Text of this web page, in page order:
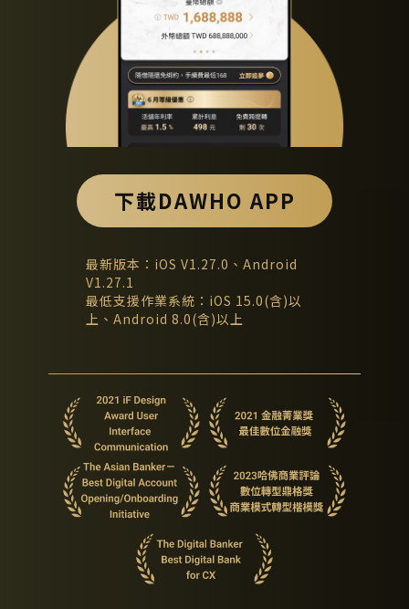
下載DAWHO APP
最新版本：iOS V1.27.0、Android
V1.27.1
最低支援作業系統：iOS 15.0(含)以
上、Android 8.0(含)以上